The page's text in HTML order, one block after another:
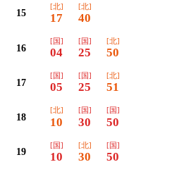
15
[北]
17
[北]
40
16
[国]
04
[国]
25
[北]
50
17
[国]
05
[国]
25
[北]
51
18
[北]
10
[国]
30
[国]
50
19
[国]
10
[北]
30
[国]
50